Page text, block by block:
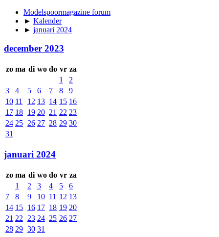
Modelspoormagazine forum
► Kalender
► januari 2024
december 2023
zo ma di wo do vr za
1
2
3
4 5 6 7 8
9
10 11 12 13 14 15 16
17 18 19 20 21 22 23
24 25 26 27 28 29 30
31
januari 2024
zo ma di wo do vr za
1
2 3 4 5
6
7
8 9 10 11 12 13
14 15 16 17 18 19 20
21 22 23 24 25 26 27
28 29 30 31